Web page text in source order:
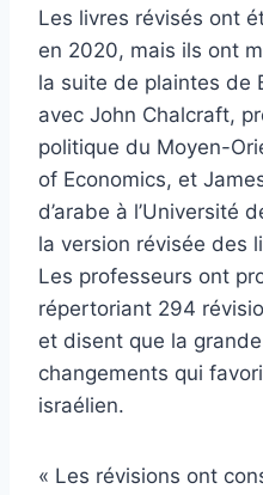
Les livres révisés ont
en 2020, mais ils ont
la suite de plaintes de
avec John Chalcraft,
politique du Moyen-
of Economics, et
d’arabe à l’Université
la version révisée des
Les professeurs ont
répertoriant 294
et disent que la
changements qui
israélien.
« Les révisions ont